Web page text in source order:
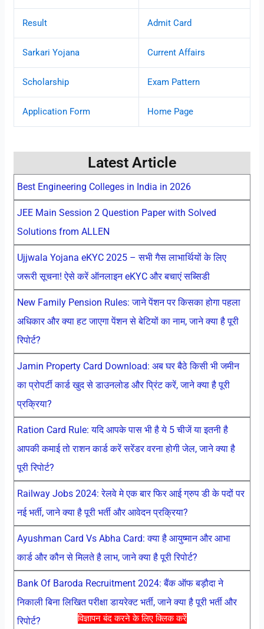
विज्ञापन बंद करने के लिए क्लिक करें
Result Admit Card
Sarkari Yojana Current Affairs
Scholarship Exam Pattern
Application Form Home Page
Latest Article
Best Engineering Colleges in India in 2026
JEE Main Session 2 Question Paper with Solved
Solutions from ALLEN
Ujjwala Yojana eKYC 2025 – सभी गैस लाभार्थियों के लिए
जरूरी सूचना! ऐसे करें ऑनलाइन eKYC और बचाएं सब्सिडी
New Family Pension Rules: जाने पेंशन पर किसका होगा पहला
अधिकार और क्या हट जाएगा पेंशन से बेटियों का नाम, जाने क्या है पूरी
रिपोर्ट?
Jamin Property Card Download: अब घर बैठे किसी भी जमीन
का प्रोपर्टी कार्ड खुद से डाउनलोड और प्रिंट करें, जाने क्या है पूरी
प्रक्रिया?
Ration Card Rule: यदि आपके पास भी है ये 5 चीजें या इतनी है
आपकी कमाई तो राशन कार्ड करें सरेंडर वरना होगी जेल, जाने क्या है
पूरी रिपोर्ट?
Railway Jobs 2024: रेलवे मे एक बार फिर आई ग्रुप डी के पदों पर
नई भर्ती, जाने क्या है पूरी भर्ती और आवेदन प्रक्रिया?
Ayushman Card Vs Abha Card: क्या है आयुष्मान और आभा
कार्ड और कौन से मिलते है लाभ, जाने क्या है पूरी रिपोर्ट?
Bank Of Baroda Recruitment 2024: बैंक ऑफ बड़ौदा ने
निकाली बिना लिखित परीक्षा डायरेक्ट भर्ती, जाने क्या है पूरी भर्ती और
रिपोर्ट?